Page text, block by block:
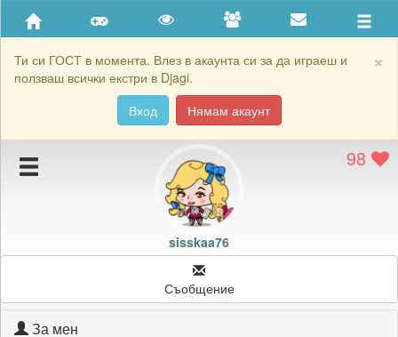
×
Ти си ГОСТ в момента. Влез в акаунта си за да играеш и
ползваш всички екстри в Djagi.
Вход
Нямам акаунт
Приятели
Хронология на игри
Подаръците на sisskaa76
Картичките на sisskaa76
98
sisskaa76
Съобщение
За мен